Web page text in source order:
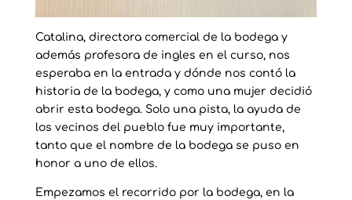
Catalina, directora comercial de la bodega y
además profesora de ingles en el curso, nos
esperaba en la entrada y dónde nos contó la
historia de la bodega, y como una mujer decidió
abrir esta bodega. Solo una pista, la ayuda de
los vecinos del pueblo fue muy importante,
tanto que el nombre de la bodega se puso en
honor a uno de ellos.
Empezamos el recorrido por la bodega, en la